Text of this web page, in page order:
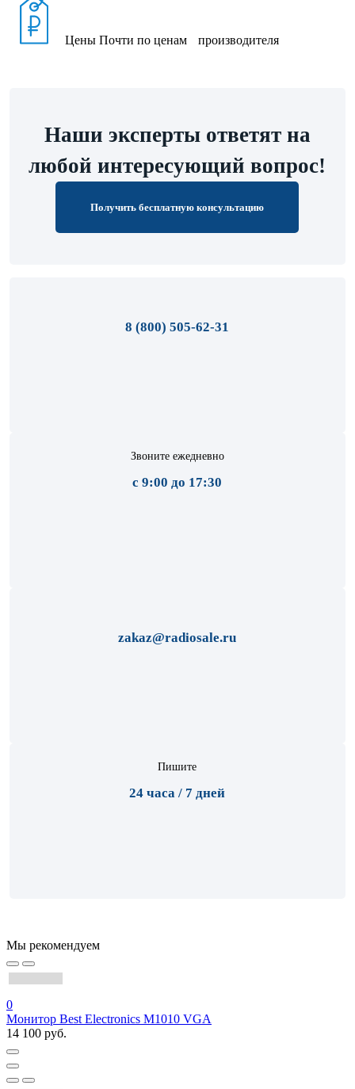
Цены Почти по ценам производителя
Наши эксперты ответят на
любой интересующий вопрос!
Получить бесплатную консультацию
8 (800) 505-62-31
Звоните ежедневно
с 9:00 до 17:30
zakaz@radiosale.ru
Пишите
24 часа / 7 дней
Мы рекомендуем
0
Монитор Best Electronics M1010 VGA
14 100 руб.